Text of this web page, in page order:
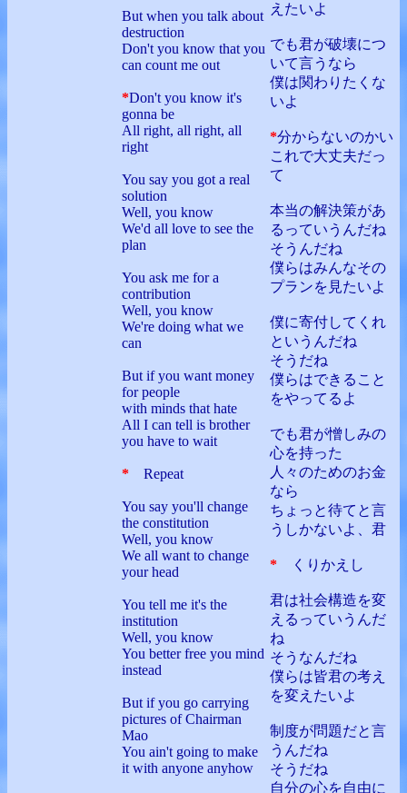
But when you talk about
destruction
Don't you know that you
can count me out
*Don't you know it's
gonna be
All right, all right, all
right
You say you got a real
solution
Well, you know
We'd all love to see the
plan
You ask me for a
contribution
Well, you know
We're doing what we
can
But if you want money
for people
with minds that hate
All I can tell is brother
you have to wait
* Repeat
You say you'll change
the constitution
Well, you know
We all want to change
your head
You tell me it's the
institution
Well, you know
You better free you mind
instead
But if you go carrying
pictures of Chairman
Mao
You ain't going to make
it with anyone anyhow
えたいよ
でも君が破壊につ
いて言うなら
僕は関わりたくな
いよ
*分からないのかい
これで大丈夫だっ
て
本当の解決策があ
るっていうんだね
そうんだね
僕らはみんなその
プランを見たいよ
僕に寄付してくれ
というんだね
そうだね
僕らはできること
をやってるよ
でも君が憎しみの
心を持った
人々のためのお金
なら
ちょっと待てと言
うしかないよ、君
* くりかえし
君は社会構造を変
えるっていうんだ
ね
そうなんだね
僕らは皆君の考え
を変えたいよ
制度が問題だと言
うんだね
そうだね
自分の心を自由に